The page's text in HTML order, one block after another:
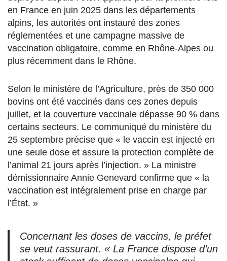
en France en juin 2025 dans les départements
alpins, les autorités ont instauré des zones
réglementées et une campagne massive de
vaccination obligatoire, comme en Rhône-Alpes ou
plus récemment dans le Rhône.
Selon le ministère de l’Agriculture, près de 350 000
bovins ont été vaccinés dans ces zones depuis
juillet, et la couverture vaccinale dépasse 90 % dans
certains secteurs. Le communiqué du ministère du
25 septembre précise que « le vaccin est injecté en
une seule dose et assure la protection complète de
l’animal 21 jours après l’injection. » La ministre
démissionnaire Annie Genevard confirme que « la
vaccination est intégralement prise en charge par
l’État. »
Concernant les doses de vaccins, le préfet
se veut rassurant. « La France dispose d’un